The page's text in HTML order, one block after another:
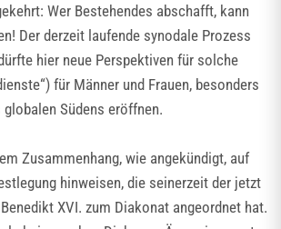
Wer Bestehendes abschafft, kann
Der derzeit laufende synodale Prozess
hier neue Perspektiven für solche
für Männer und Frauen, besonders
globalen Südens eröffnen.
Zusammenhang, wie angekündigt, auf
hinweisen, die seinerzeit der jetzt
XVI. zum Diakonat angeordnet hat.